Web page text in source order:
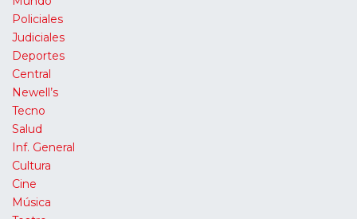
Policiales
Judiciales
Deportes
Central
Newell’s
Tecno
Salud
Inf. General
Cultura
Cine
Música